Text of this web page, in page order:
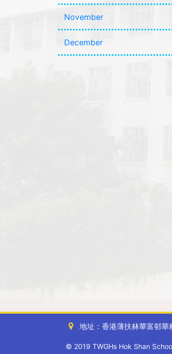
November
December
地址：香港薄扶林華富邨華
© 2019 TWGHs Hok Shan